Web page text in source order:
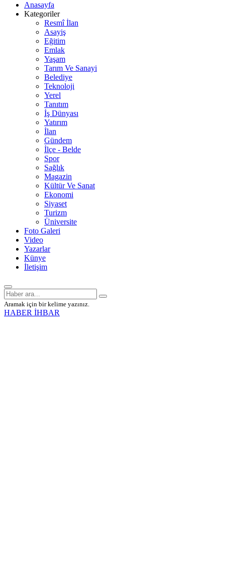
Anasayfa
Kategoriler
Resmî İlan
Asayiş
Eğitim
Emlak
Yaşam
Tarım Ve Sanayi
Belediye
Teknoloji
Yerel
Tanıtım
İş Dünyası
Yatırım
İlan
Gündem
İlçe - Belde
Spor
Sağlık
Magazin
Kültür Ve Sanat
Ekonomi
Siyaset
Turizm
Üniversite
Foto Galeri
Video
Yazarlar
Künye
İletişim
Aramak için bir kelime yazınız.
HABER İHBAR